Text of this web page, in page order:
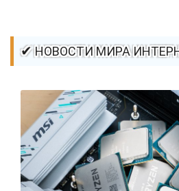
✔ НОВОСТИ МИРА